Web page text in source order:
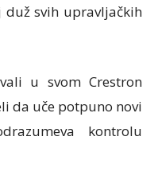
duž svih upravljačkih
u svom Crestron
da uče potpuno novi
kontrolu